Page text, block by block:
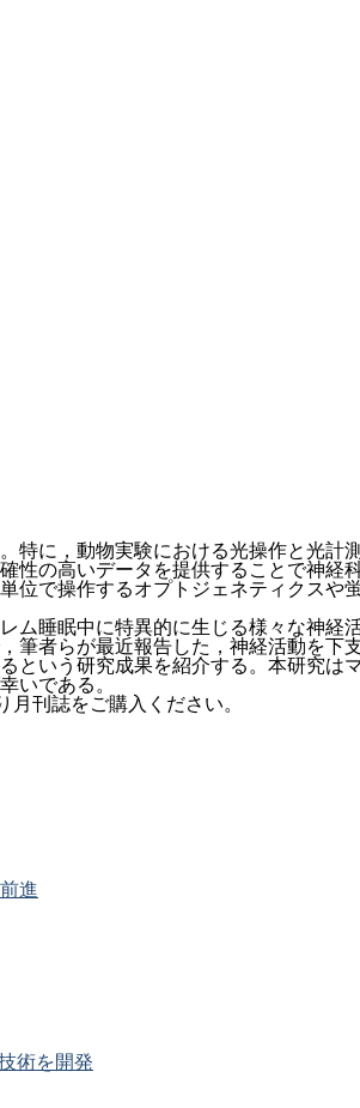
特に，動物実験における光操作と光
性の高いデータを提供することで神
位で操作するオプトジェネティクス
ム睡眠中に特異的に生じる様々な神
筆者らが最近報告した，神経活動を
という研究成果を紹介する。本研究
いである。
月刊誌をご購入ください。
進
術を開発